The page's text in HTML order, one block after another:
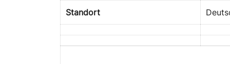
Standort